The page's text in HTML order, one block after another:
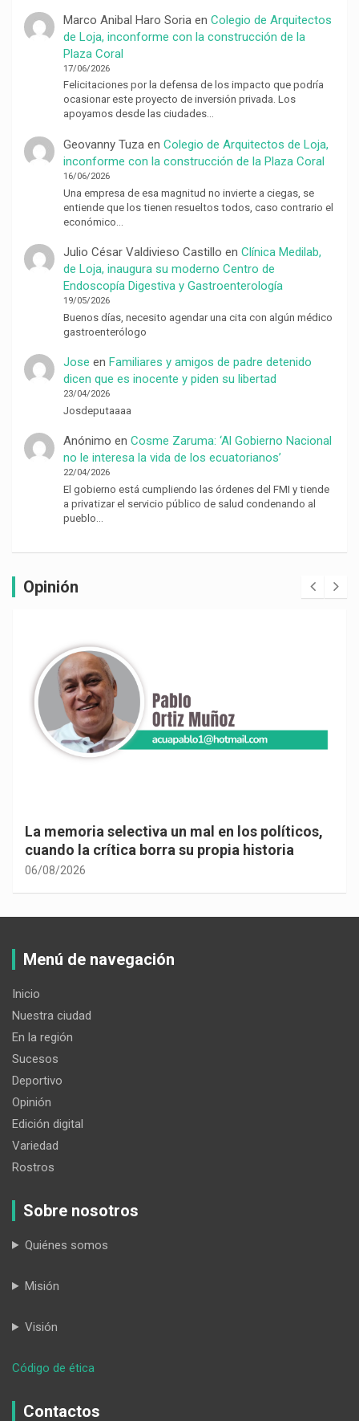
Marco Anibal Haro Soriaen Colegio de Arquitectos
de Loja, inconforme con la construcción de la
Plaza Coral
17/06/2026
Felicitaciones por la defensa de los impacto que podría
ocasionar este proyecto de inversión privada. Los
apoyamos desde las ciudades…
Geovanny Tuzaen Colegio de Arquitectos de Loja,
inconforme con la construcción de la Plaza Coral
16/06/2026
Una empresa de esa magnitud no invierte a ciegas, se
entiende que los tienen resueltos todos, caso contrario el
económico…
Julio César Valdivieso Castillo en Clínica Medilab,
de Loja, inaugura su moderno Centro de
Endoscopía Digestiva y Gastroenterología
19/05/2026
Buenos días, necesito agendar una cita con algún médico
gastroenterólogo
Jose en Familiares y amigos de padre detenido
dicen que es inocente y piden su libertad
23/04/2026
Josdeputaaaa
Anónimo en Cosme Zaruma: ‘Al Gobierno Nacional
no le interesa la vida de los ecuatorianos’
22/04/2026
El gobierno está cumpliendo las órdenes del FMI y tiende
a privatizar el servicio público de salud condenando al
pueblo…
Opinión
La memoria selectiva un mal en los políticos,
cuando la crítica borra su propia historia
06/08/2026
Menú de navegación
Inicio
Nuestra ciudad
En la región
Sucesos
Deportivo
Opinión
Edición digital
Variedad
Rostros
Sobre nosotros
Quiénes somos
Misión
Visión
Código de ética
el
Contactos